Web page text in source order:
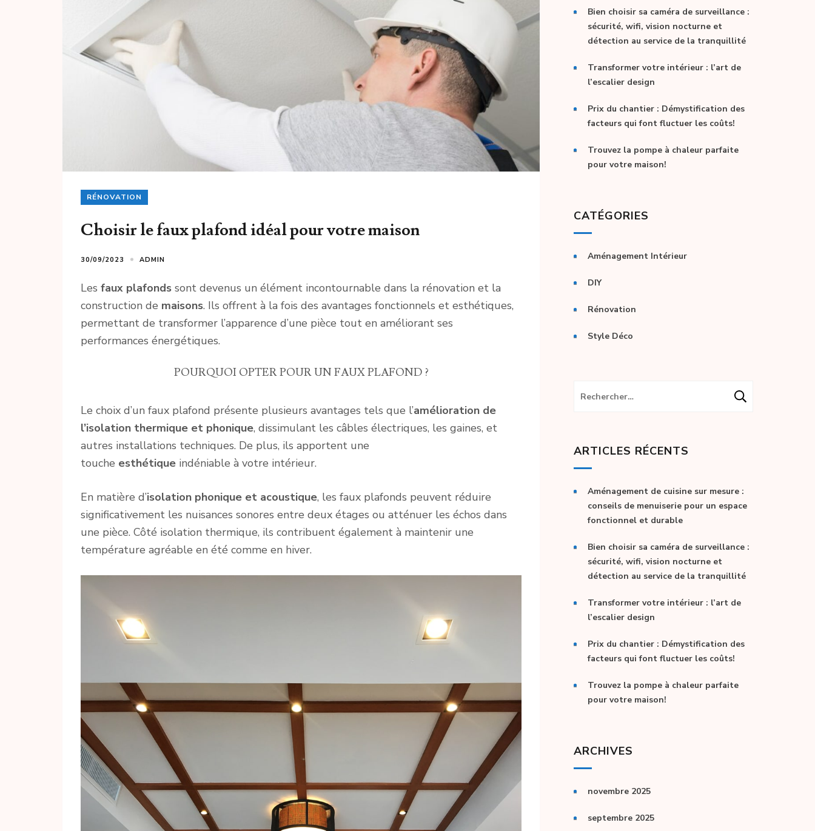
RÉNOVATION
Choisir le faux plafond idéal pour votre maison
30/09/2023 ADMIN
Les faux plafonds sont devenus un élément incontournable dans la rénovation et la
construction de maisons. Ils offrent à la fois des avantages fonctionnels et esthétiques,
permettant de transformer l’apparence d’une pièce tout en améliorant ses
performances énergétiques.
POURQUOI OPTER POUR UN FAUX PLAFOND ?
Le choix d’un faux plafond présente plusieurs avantages tels que l’amélioration de
l’isolation thermique et phonique, dissimulant les câbles électriques, les gaines, et
autres installations techniques. De plus, ils apportent une
touche esthétique indéniable à votre intérieur.
En matière d’isolation phonique et acoustique, les faux plafonds peuvent réduire
significativement les nuisances sonores entre deux étages ou atténuer les échos dans
une pièce. Côté isolation thermique, ils contribuent également à maintenir une
température agréable en été comme en hiver.
Bien choisir sa caméra de surveillance :
sécurité, wifi, vision nocturne et
détection au service de la tranquillité
Transformer votre intérieur : l’art de
l’escalier design
Prix du chantier : Démystification des
facteurs qui font fluctuer les coûts!
Trouvez la pompe à chaleur parfaite
pour votre maison!
CATÉGORIES
Aménagement Intérieur
DIY
Rénovation
Style Déco
Rechercher :
ARTICLES RÉCENTS
Aménagement de cuisine sur mesure :
conseils de menuiserie pour un espace
fonctionnel et durable
Bien choisir sa caméra de surveillance :
sécurité, wifi, vision nocturne et
détection au service de la tranquillité
Transformer votre intérieur : l’art de
l’escalier design
Prix du chantier : Démystification des
facteurs qui font fluctuer les coûts!
Trouvez la pompe à chaleur parfaite
pour votre maison!
ARCHIVES
novembre 2025
septembre 2025